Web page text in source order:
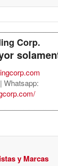
Corp.
| Whatsapp:
y Marcas